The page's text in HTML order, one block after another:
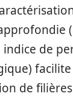
de
de